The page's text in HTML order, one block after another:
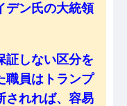
デン氏の大統領
証しない区分を
職員はトランプ
されれば、容易